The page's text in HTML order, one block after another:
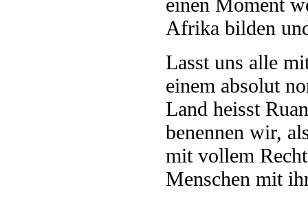
Afrika bilden
Lasst uns alle
einem absolut
Land heisst
benennen wir,
mit vollem
Menschen mit